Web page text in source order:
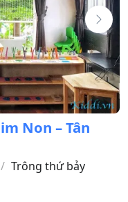
Non – Tân
Trông thứ bảy